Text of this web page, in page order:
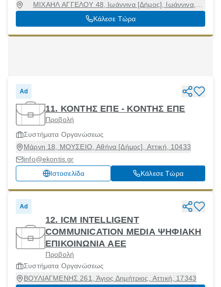
ΜΙΧΑΗΛ ΑΓΓΕΛΟΥ 48, Ιωάννινα [Δήμος], Ιωάννινα,
45333
Κάλεσε Τώρα
Ad
11. ΚΟΝΤΗΣ ΕΠΕ - ΚΟΝΤΗΣ ΕΠΕ
Προβολή
Συστήματα Οργανώσεως
Μάρνη 18, ΜΟΥΣΕΙΟ, Αθήνα [Δήμος], Αττική, 10433
info@ekontis.gr
Ιστοσελίδα
Κάλεσε Τώρα
Ad
12. ICM INTELLIGENT
COMMUNICATION MEDIA ΨΗΦΙΑΚΗ
ΕΠΙΚΟΙΝΩΝΙΑ ΑΕΕ
Προβολή
Συστήματα Οργανώσεως
ΒΟΥΛΙΑΓΜΕΝΗΣ 261, Άγιος Δημήτριος, Αττική, 17343